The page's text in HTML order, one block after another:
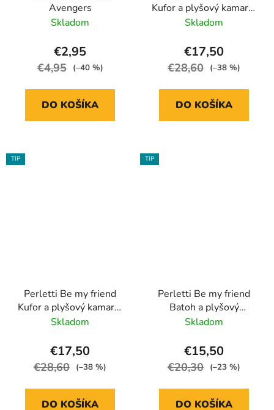
Avengers
Skladom
€2,95
€4,95 (–40 %)
DO KOŠÍKA
Kufor a plyšový kamarát
hrošík Holly
Skladom
€17,50
€28,60 (–38 %)
DO KOŠÍKA
TIP
Perletti Be my friend
Kufor a plyšový kamarát
dinosaurus Tim Rex
Skladom
€17,50
€28,60 (–38 %)
DO KOŠÍKA
TIP
Perletti Be my friend
Batoh a plyšový
kamarát sloník Allie
Skladom
€15,50
€20,30 (–23 %)
DO KOŠÍKA